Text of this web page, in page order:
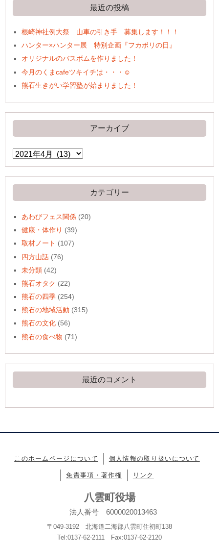
最近の投稿
根崎神社例大祭 山車の引き手 募集します！！！
ハンター×ハンター展 特別企画『フカボリの日』
オリジナルのバスボムを作りました！
今月のくまcafeツキイチは・・・☺
熊石生きがい学習塾が始まりました！
アーカイブ
ア
ー
イ
ブ
カテゴリー
あわびフェス関係 (20)
健康・体作り (39)
取材ノート (107)
四方山話 (76)
未分類 (42)
熊石オタク (22)
熊石の四季 (254)
熊石の地域活動 (315)
熊石の文化 (56)
熊石の食べ物 (71)
最近のコメント
このホームページについて 個人情報の取り扱いについて
免責事項・著作権 リンク
八雲町役場
法人番号 6000020013463
〒049-3192 北海道二海郡八雲町住初町138
Tel:0137-62-2111 Fax:0137-62-2120